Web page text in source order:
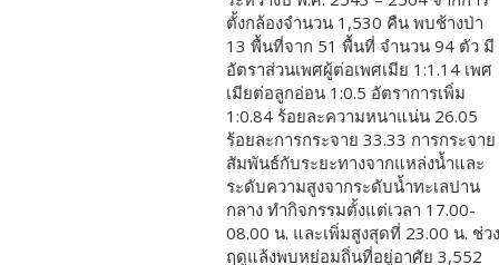
ตั้งกล้องจำนวน 1,530 คืน พบช้างป่า
13 พื้นที่จาก 51 พื้นที่ จำนวน 94 ตัว มี
อัตราส่วนเพศผู้ต่อเพศเมีย 1:1.14 เพศ
เมียต่อลูกอ่อน 1:0.5 อัตราการเพิ่ม
1:0.84 ร้อยละความหนาแน่น 26.05
ร้อยละการกระจาย 33.33 การกระจาย
สัมพันธ์กับระยะทางจากแหล่งน้ำและ
ระดับความสูงจากระดับน้ำทะเลปาน
กลาง ทำกิจกรรมตั้งแต่เวลา 17.00-
08.00 น. และเพิ่มสูงสุดที่ 23.00 น. ช่วง
ฤดูแล้งพบหย่อมถิ่นที่อยู่อาศัย 3,552